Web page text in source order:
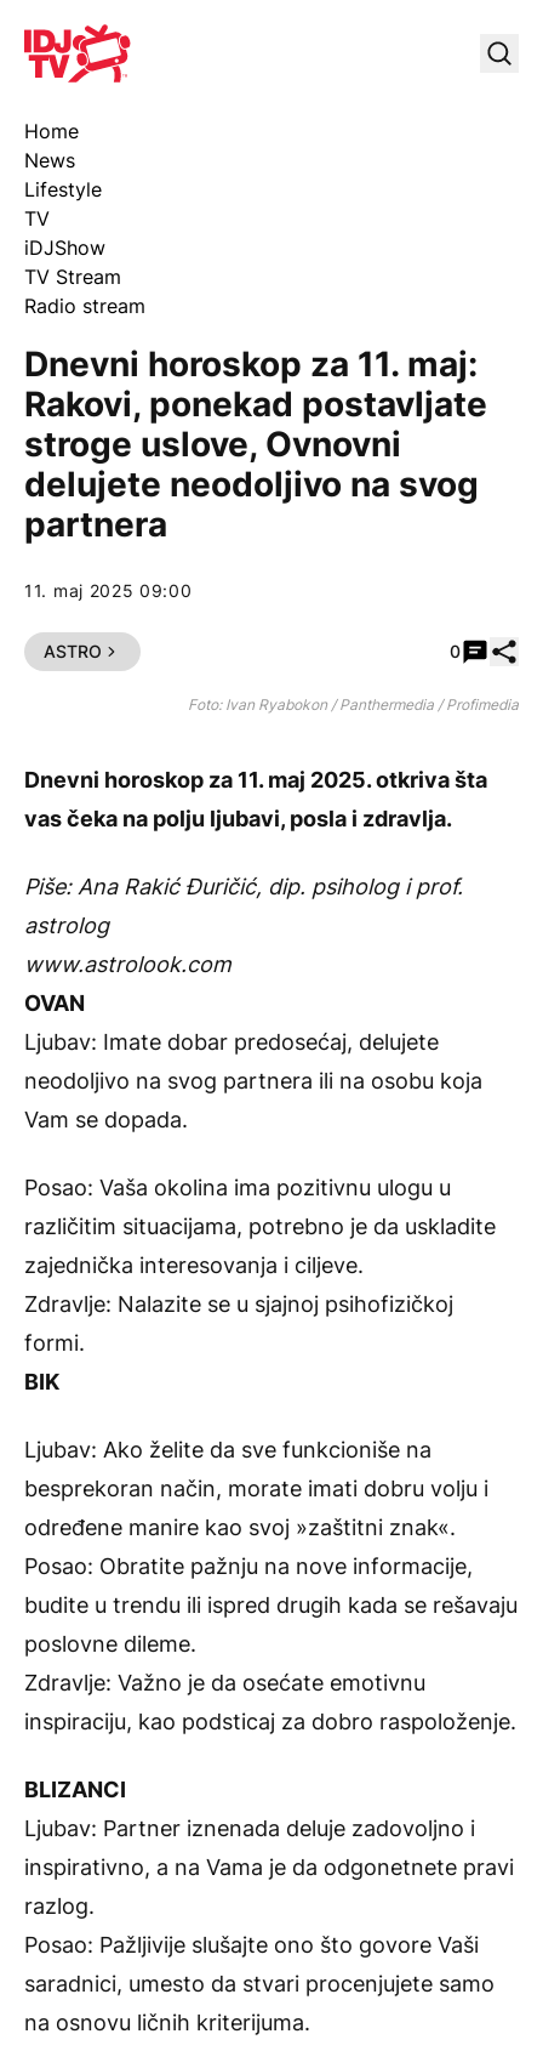
IDJ TV
Home
News
Lifestyle
TV
iDJShow
TV Stream
Radio stream
Dnevni horoskop za 11. maj:
Rakovi, ponekad postavljate
stroge uslove, Ovnovni
delujete neodoljivo na svog
partnera
11. maj 2025 09:00
ASTRO 0
Foto: Ivan Ryabokon / Panthermedia / Profimedia
Dnevni horoskop za 11. maj 2025. otkriva šta
vas čeka na polju ljubavi, posla i zdravlja.
Piše: Ana Rakić Đuričić, dip. psiholog i prof.
astrolog
www.astrolook.com
OVAN
Ljubav: Imate dobar predosećaj, delujete
neodoljivo na svog partnera ili na osobu koja
Vam se dopada.
Posao: Vaša okolina ima pozitivnu ulogu u
različitim situacijama, potrebno je da uskladite
zajednička interesovanja i ciljeve.
Zdravlje: Nalazite se u sjajnoj psihofizičkoj
formi.
BIK
Ljubav: Ako želite da sve funkcioniše na
besprekoran način, morate imati dobru volju i
određene manire kao svoj »zaštitni znak«.
Posao: Obratite pažnju na nove informacije,
budite u trendu ili ispred drugih kada se rešavaju
poslovne dileme.
Zdravlje: Važno je da osećate emotivnu
inspiraciju, kao podsticaj za dobro raspoloženje.
BLIZANCI
Ljubav: Partner iznenada deluje zadovoljno i
inspirativno, a na Vama je da odgonetnete pravi
razlog.
Posao: Pažljivije slušajte ono što govore Vaši
saradnici, umesto da stvari procenjujete samo
na osnovu ličnih kriterijuma.